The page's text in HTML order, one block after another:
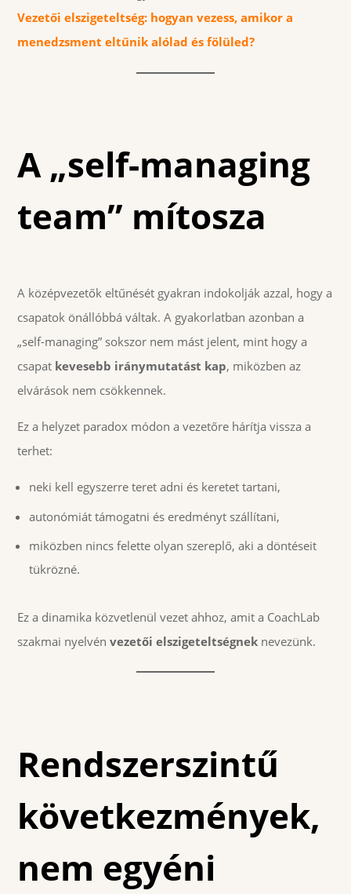
Vezetői elszigeteltség: hogyan vezess, amikor a
menedzsment eltűnik alólad és fölüled?
A „self-managing
team” mítosza
A középvezetők eltűnését gyakran indokolják azzal, hogy a
csapatok önállóbbá váltak. A gyakorlatban azonban a
„self-managing” sokszor nem mást jelent, mint hogy a
csapat kevesebb iránymutatást kap, miközben az
elvárások nem csökkennek.
Ez a helyzet paradox módon a vezetőre hárítja vissza a
terhet:
neki kell egyszerre teret adni és keretet tartani,
autonómiát támogatni és eredményt szállítani,
miközben nincs felette olyan szereplő, aki a döntéseit
tükrözné.
Ez a dinamika közvetlenül vezet ahhoz, amit a CoachLab
szakmai nyelvénvezetői elszigeteltségnek nevezünk.
Rendszerszintű
következmények,
nem egyéni